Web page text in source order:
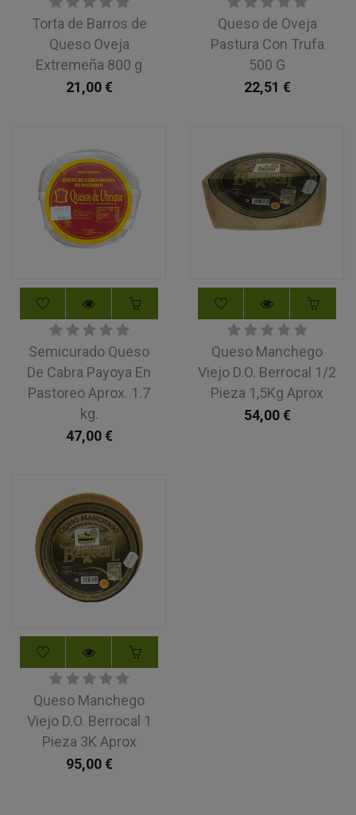
Torta de Barros de
Queso Oveja
Extremeña 800 g
21,00€
Queso de Oveja
Pastura Con Trufa
500 G
22,51 €
Semicurado Queso
De Cabra Payoya En
Pastoreo Aprox. 1.7
kg.
47,00€
Queso Manchego
Viejo D.O. Berrocal 1/2
Pieza 1,5Kg Aprox
54,00€
Queso Manchego
Viejo D.O. Berrocal 1
Pieza 3K Aprox
95,00€